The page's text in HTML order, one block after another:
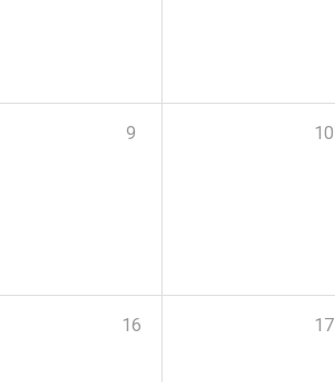
9 10
16 17